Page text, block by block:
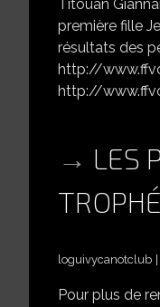
Titouan
première fille
résultats des
http://
http://
LES
loguivycanotclub
Pour plus de